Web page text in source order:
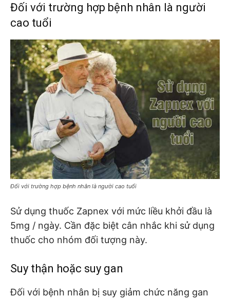
Đối với trường hợp bệnh nhân là người
cao tuổi
Đối với trường hợp bệnh nhân là người cao tuổi
Sử dụng thuốc Zapnex với mức liều khởi đầu là
5mg / ngày. Cần đặc biệt cân nhắc khi sử dụng
thuốc cho nhóm đối tượng này.
Suy thận hoặc suy gan
Đối với bệnh nhân bị suy giảm chức năng gan